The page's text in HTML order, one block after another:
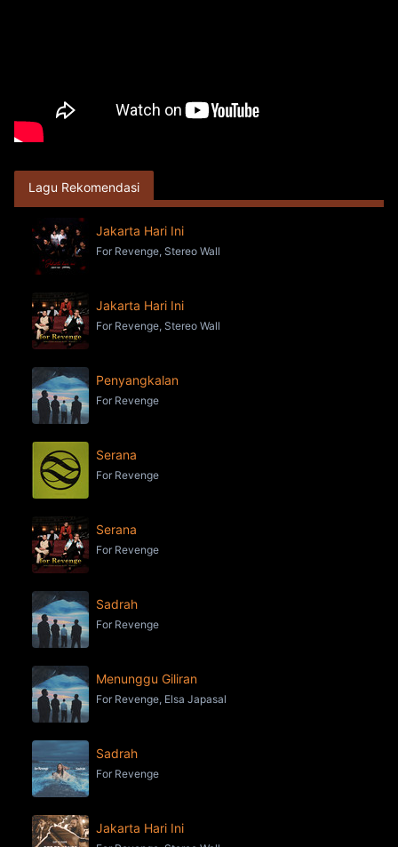
Lagu Rekomendasi
Jakarta Hari Ini
For Revenge, Stereo Wall
Jakarta Hari Ini
For Revenge, Stereo Wall
Penyangkalan
For Revenge
Serana
For Revenge
Serana
For Revenge
Sadrah
For Revenge
Menunggu Giliran
For Revenge, Elsa Japasal
Sadrah
For Revenge
Jakarta Hari Ini